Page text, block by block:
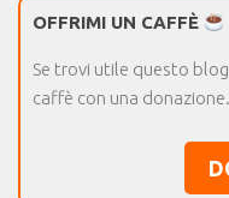
OFFRIMI UN CAFFÈ
Se trovi utile questo
caffè con una